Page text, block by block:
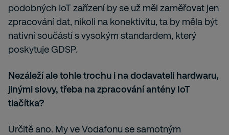
podobných IoT zařízení by se už měl zaměřovat jen
zpracování dat, nikoli na konektivitu, ta by měla být
nativní součástí s vysokým standardem, který
poskytuje GDSP.
Nezáleží ale tohle trochu i na dodavateli hardwaru,
jinými slovy, třeba na zpracování antény IoT
tlačítka?
Určitě ano. My ve Vodafonu se samotným